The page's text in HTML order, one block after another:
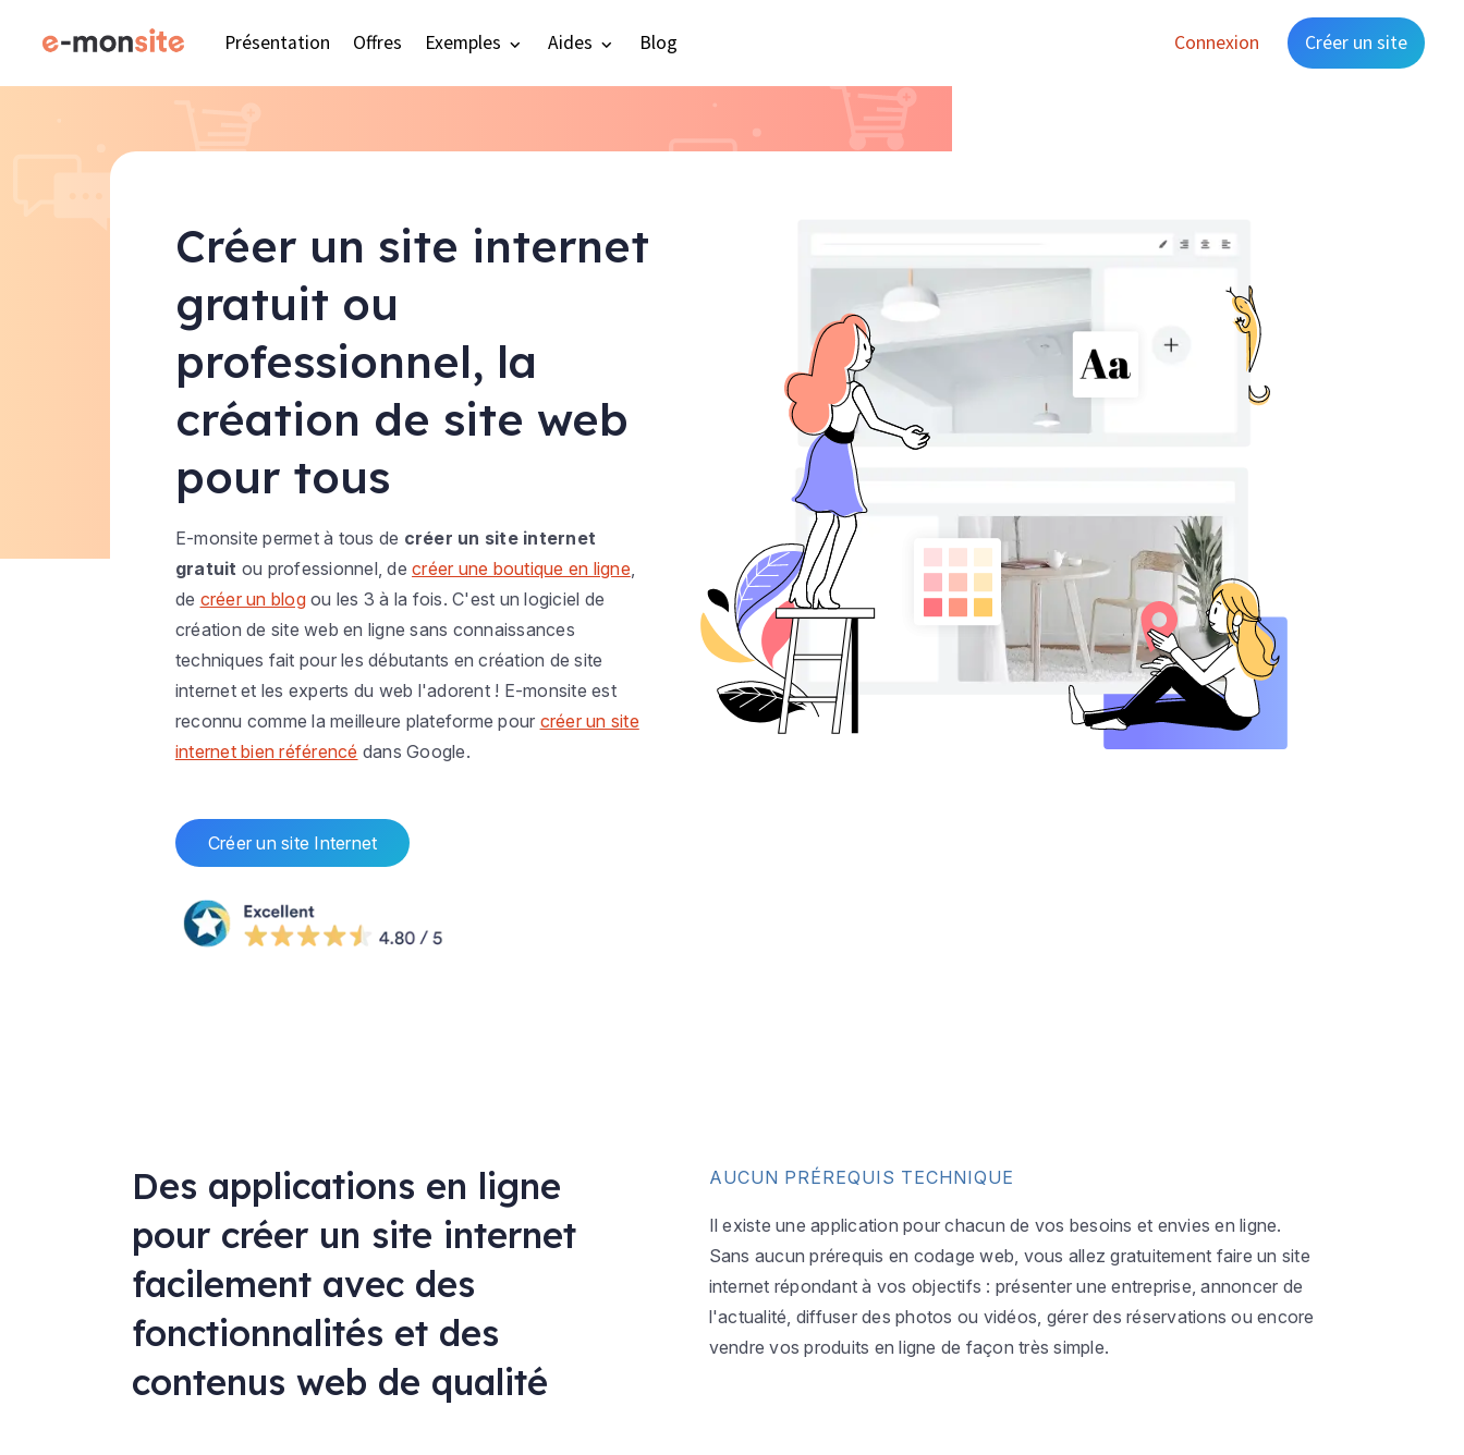
Présentation Offres Exemples Aides Blog Connexion Créer un site
Créer un site internet
gratuit ou
professionnel, la
création de site web
pour tous
E-monsite permet à tous de créer un site internet
gratuit ou professionnel, decréer une boutique en ligne,
de créer un blogou les 3 à la fois. C'est un logiciel de
création de site web en ligne sans connaissances
techniques fait pour les débutants en création de site
internet et les experts du web l'adorent ! E-monsite est
reconnu comme la meilleure plateforme pour créer un site
internet bien référencé dans Google.
Créer un site Internet
Des applications en ligne
pour créer un site internet
facilement avec des
fonctionnalités et des
contenus web de qualité
AUCUN PRÉREQUIS TECHNIQUE
Il existe une application pour chacun de vos besoins et envies en ligne.
Sans aucun prérequis en codage web, vous allez gratuitement faire un site
internet répondant à vos objectifs : présenter une entreprise, annoncer de
l'actualité, diffuser des photos ou vidéos, gérer des réservations ou encore
vendre vos produits en ligne de façon très simple.